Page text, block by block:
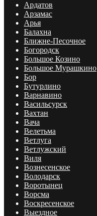
Ардатов
Арзамас
Арья
Балахна
Ближне-Песочное
Богородск
Большое Козино
Большое Мурашкино
Бор
Бутурлино
Варнавино
Васильсурск
Вахтан
Вача
Велетьма
Ветлуга
Ветлужский
Виля
Вознесенское
Володарск
Воротынец
Ворсма
Воскресенское
Выездное